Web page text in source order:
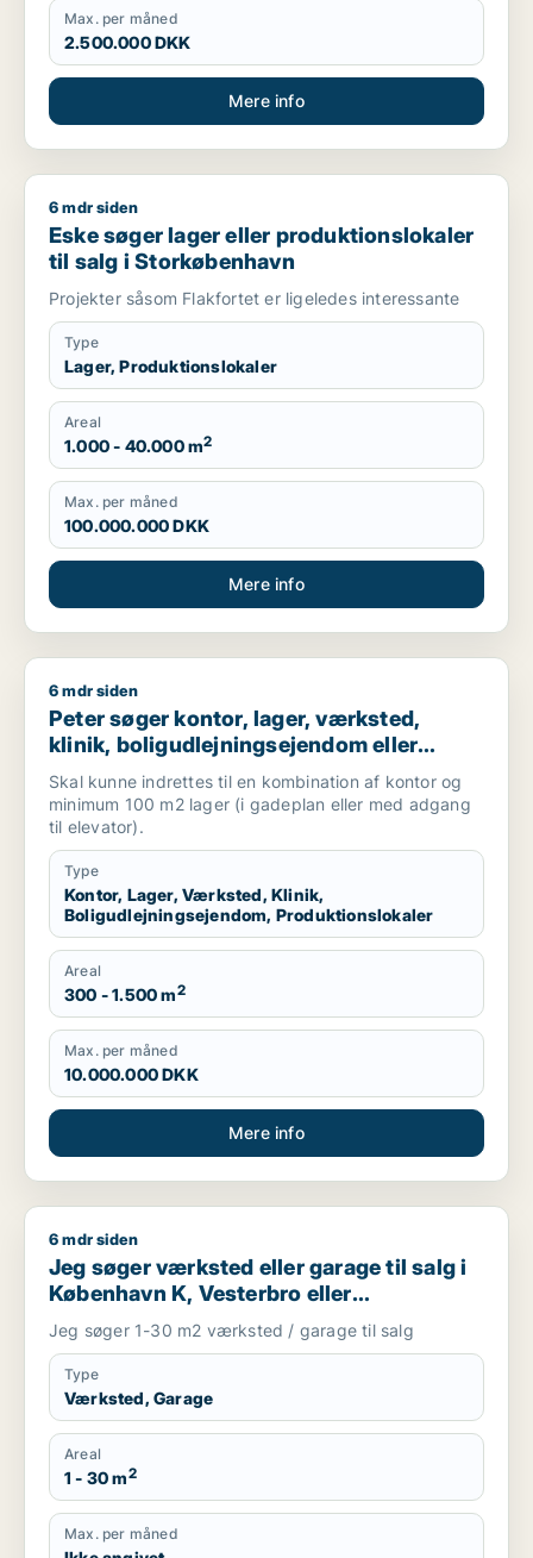
Max. per måned
2.500.000 DKK
Mere info
Eske søger lager eller produktionslokaler til salg i
6 mdr siden
Eske søger lager eller produktionslokaler
til salg i Storkøbenhavn
Projekter såsom Flakfortet er ligeledes interessante
Type
Lager, Produktionslokaler
Areal
1.000 - 40.000 m2
Max. per måned
100.000.000 DKK
Mere info
Peter søger kontor, lager, værksted, klinik,
6 mdr siden
Peter søger kontor, lager, værksted,
klinik, boligudlejningsejendom eller
produktionslokaler til salg i
Frederiksberg, Østerbro eller Nordhavn
m.fl.
Skal kunne indrettes til en kombination af kontor og
minimum 100 m2 lager (i gadeplan eller med adgang
til elevator).
Type
Kontor, Lager, Værksted, Klinik,
Boligudlejningsejendom, Produktionslokaler
Areal
300 - 1.500 m2
Max. per måned
10.000.000 DKK
Mere info
Jeg søger værksted eller garage til salg i København K,
6 mdr siden
Jeg søger værksted eller garage til salg i
København K, Vesterbro eller
Frederiksberg m.fl.
Jeg søger 1-30 m2 værksted / garage til salg
Type
Værksted, Garage
Areal
1 - 30 m2
Max. per måned